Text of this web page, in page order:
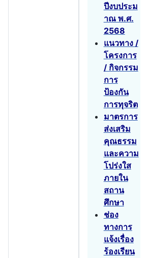
ปีงบประม
าณ พ.ศ.
2568
แนวทาง /
โครงการ
/ กิจกรรม
การ
ป้องกัน
การทุจริต
มาตรการ
ส่งเสริม
คุณธรรม
และความ
โปร่งใส
ภายใน
สถาน
ศึกษา
ช่อง
ทางการ
แจ้งเรื่อง
ร้องเรียน